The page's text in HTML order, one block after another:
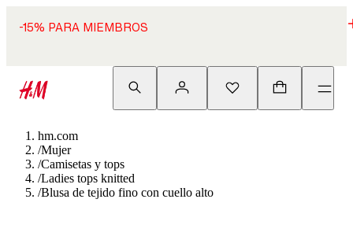
-15% PARA MIEMBROS
hm.com
/Mujer
/Camisetas y tops
/Ladies tops knitted
/Blusa de tejido fino con cuello alto